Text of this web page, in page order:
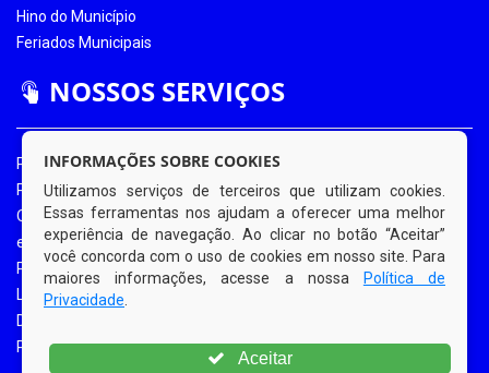
Hino do Município
Feriados Municipais
NOSSOS SERVIÇOS
Portal da Transparência
Portal da Transparência COVID-19
Ouvidoria Eletrônica
e-SIC
Processos de Licitação
Licitações em Andamento
Diário Oficial
Portal do Contribuinte
INFORMAÇÕES SOBRE COOKIES
Utilizamos serviços de terceiros que utilizam cookies.
Essas ferramentas nos ajudam a oferecer uma melhor
experiência de navegação. Ao clicar no botão “Aceitar”
você concorda com o uso de cookies em nosso site. Para
maiores informações, acesse a nossa
Política de
Privacidade
Aceitar